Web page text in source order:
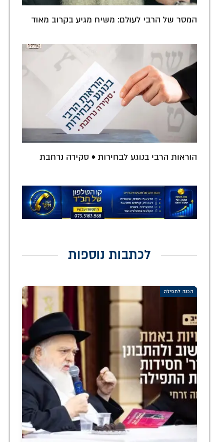
המסר של הרבי לעולם: משיח מגיע בקרוב מאוד
הוראות הרבי בנוגע לבחירות • סקירה נרחבת
לכתבות נוספות
הכנה לתפילה